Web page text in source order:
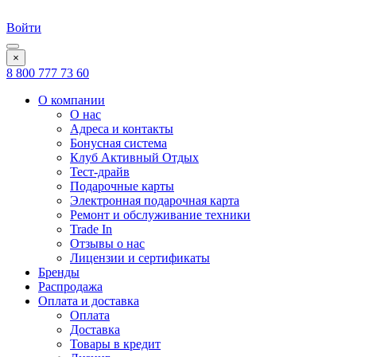
Войти
×
8 800 777 73 60
О компании
О нас
Адреса и контакты
Бонусная система
Клуб Активный Отдых
Тест-драйв
Подарочные карты
Электронная подарочная карта
Ремонт и обслуживание техники
Trade In
Отзывы о нас
Лицензии и сертификаты
Бренды
Распродажа
Оплата и доставка
Оплата
Доставка
Товары в кредит